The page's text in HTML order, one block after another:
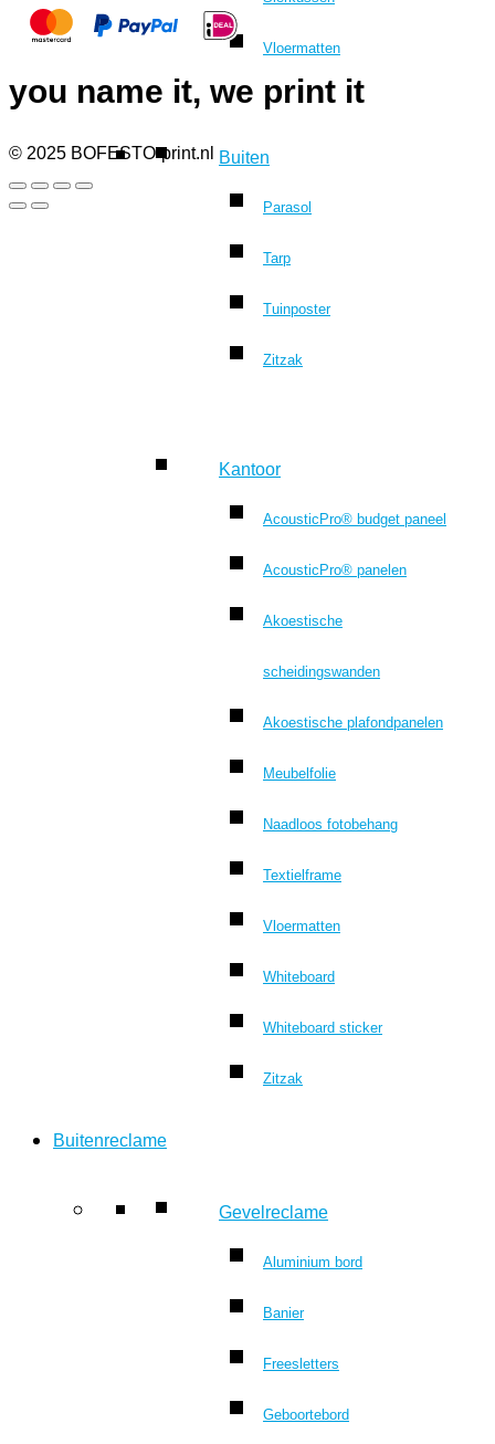
Vloermatten
Buiten
Parasol
Tarp
Tuinposter
Zitzak
Kantoor
AcousticPro® budget paneel
AcousticPro® panelen
Akoestische
scheidingswanden
Akoestische plafondpanelen
Meubelfolie
Naadloos fotobehang
Textielframe
Vloermatten
Whiteboard
Whiteboard sticker
Zitzak
Buitenreclame
Gevelreclame
Aluminium bord
Banier
Freesletters
Geboortebord
you name it, we print it
© 2025 BOFESTO-print.nl